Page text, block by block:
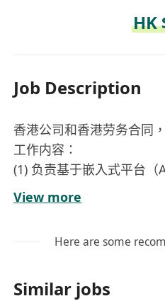
HK
Job Description
香港公司和香港劳务合同
工作内容：
(1) 负责基于嵌入式平台（
法的开发和部署;
(2) 负责机器人系统的运动
(3) 负责传感器联合标定
(4) 负责信号处理，包括
View more
Here are some
Similar jobs